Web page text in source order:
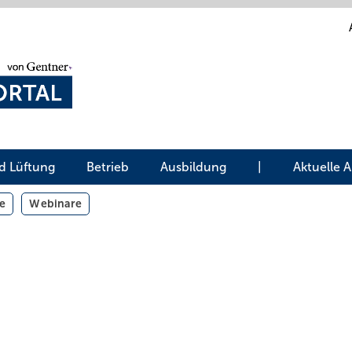
Lüftung Betrieb Ausbildung Aktuelle
Webinare